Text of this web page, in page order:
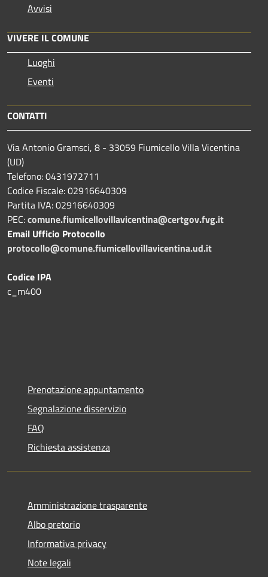
Avvisi
VIVERE IL COMUNE
Luoghi
Eventi
CONTATTI
Via Antonio Gramsci, 8 - 33059 Fiumicello Villa Vicentina
(UD)
Telefono: 0431972711
Codice Fiscale: 02916640309
Partita IVA: 02916640309
PEC:comune.fiumicellovillavicentina@certgov.fvg.it
Email Ufficio Protocollo
protocollo@comune.fiumicellovillavicentina.ud.it
Codice IPA
c_m400
Prenotazione appuntamento
Segnalazione disservizio
FAQ
Richiesta assistenza
Amministrazione trasparente
Albo pretorio
Informativa privacy
Note legali